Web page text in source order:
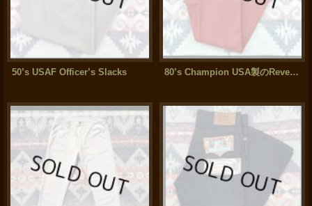
50’s USAF Officer’s Slacks 80’s Champion USA製のReverse Weave Sweat Pants